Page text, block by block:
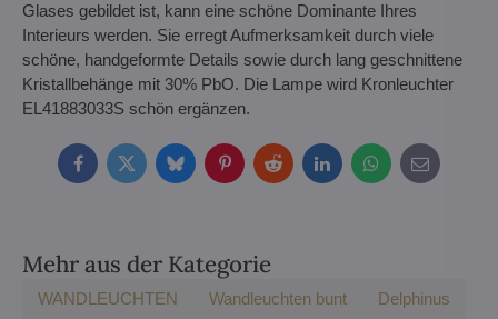
Glases gebildet ist, kann eine schöne Dominante Ihres
Interieurs werden. Sie erregt Aufmerksamkeit durch viele
schöne, handgeformte Details sowie durch lang geschnittene
Kristallbehänge mit 30% PbO. Die Lampe wird Kronleuchter
EL41883033S schön ergänzen.
FacebookTwitterBlueskyPinterestRedditLinkedInWhatsApp
E-
mail
Mehr aus der Kategorie
WANDLEUCHTEN Wandleuchten bunt Delphinus